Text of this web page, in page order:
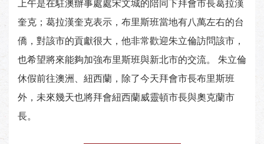
上午是在駐澳辦事處處宋文城的陪同下拜會市長葛拉漢
奎克；葛拉漢奎克表示，布里斯班當地有八萬左右的台
僑，對該市的貢獻很大，他非常歡迎朱立倫訪問該市，
也希望將來能夠加強布里斯班與新北市的交流。 朱立倫
休假前往澳洲、紐西蘭，除了今天拜會市長布里斯班
外，未來幾天也將拜會紐西蘭威靈頓市長與奧克蘭市
長。